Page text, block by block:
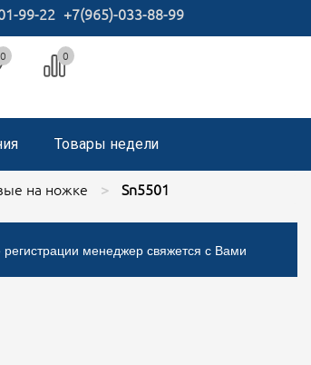
99-22 +7(965)-033-88-99
0 0
Товары недели
на ножке Sn5501
менеджер свяжется с Вами